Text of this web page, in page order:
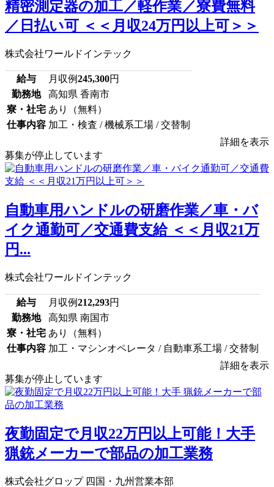
精密測定器の加工／軽作業／寮費無料
／日払い可 ＜＜月収24万円以上可＞＞
株式会社ワールドインテック
給与 月収例245,300円
勤務地
高知県 香南市
寮・社宅 あり（無料）
仕事内容 加工・検査 / 機械系工場 / 交替制
詳細を表示
募集が停止しています
自動車用ハンドルの研磨作業／車・バ
イク通勤可／交通費支給 ＜＜月収21万
円...
株式会社ワールドインテック
給与 月収例212,293円
勤務地
高知県 南国市
寮・社宅 あり（無料）
仕事内容 加工・マシンオペレータ / 自動車系工場 / 交替制
詳細を表示
募集が停止しています
夜勤固定で月収22万円以上可能！大手
猟銃メーカーで部品の加工業務
株式会社グロップ 四国・九州営業本部